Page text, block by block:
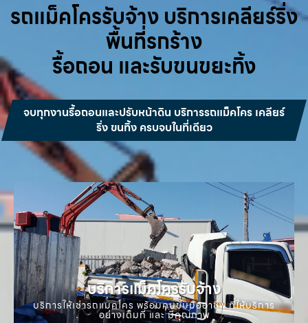
รถแม็คโครรับจ้าง บริการเคลียร์ริ่ง
พื้นที่รกร้าง
รื้อถอน และรับขนขยะทิ้ง
จบทุกงานรื้อถอนและปรับหน้าดิน บริการรถแม็คโคร เคลียร์
ริ่ง ขนทิ้ง ครบจบในที่เดียว
บริการแม็คโครรับจ้าง
บริการให้เช่ารถแมคโคร พร้อมคนขับมืออาชีพ ที่ให้บริการ
อย่างเต็มที่ และ มีคุณภาพ